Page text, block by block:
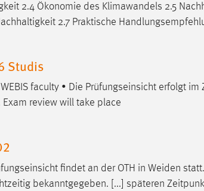
2.4 Ökonomie des Klimawandels 2.5
2.7 Praktische
Studis
faculty • Die Prüfungseinsicht erfolgt im
review will take place
findet an der OTH in Weiden
bekanntgegeben. [...] späteren